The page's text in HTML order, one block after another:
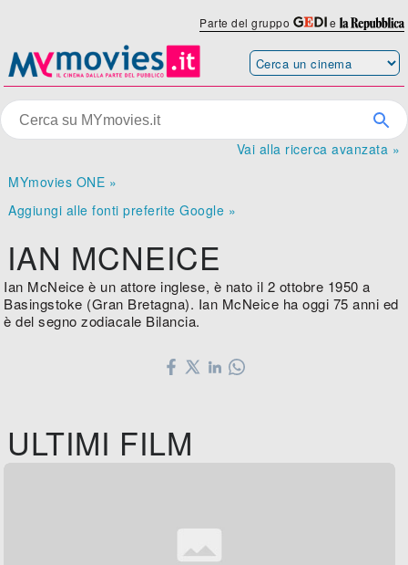
Parte del gruppo e
Vai alla ricerca avanzata »
MYmovies ONE »
Aggiungi alle fonti preferite Google »
IAN MCNEICE
Ian McNeice è un attore inglese, è nato il 2 ottobre 1950 a
Basingstoke (Gran Bretagna). Ian McNeice ha oggi 75 anni ed
è del segno zodiacale Bilancia.
ULTIMI FILM